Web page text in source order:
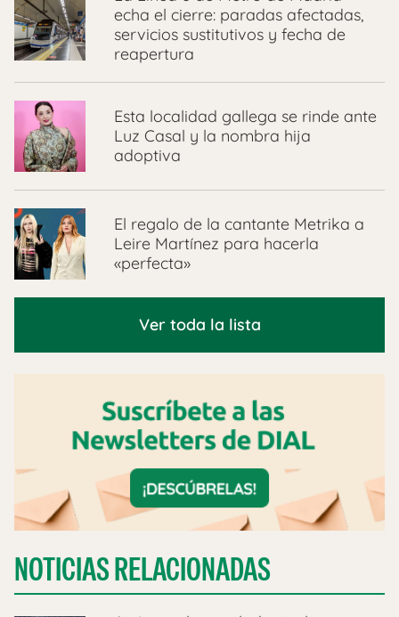
echa el cierre: paradas afectadas,
servicios sustitutivos y fecha de
reapertura
Esta localidad gallega se rinde ante
Luz Casal y la nombra hija
adoptiva
El regalo de la cantante Metrika a
Leire Martínez para hacerla
«perfecta»
Ver toda la lista
NOTICIAS RELACIONADAS